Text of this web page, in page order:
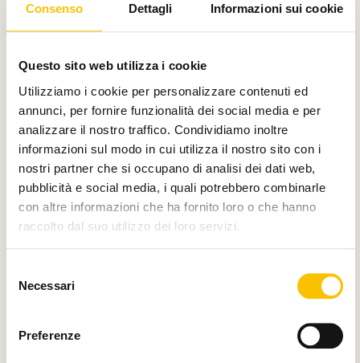
Consenso Dettagli Informazioni sui cookie
Questo sito web utilizza i cookie
Utilizziamo i cookie per personalizzare contenuti ed
annunci, per fornire funzionalità dei social media e per
analizzare il nostro traffico. Condividiamo inoltre
informazioni sul modo in cui utilizza il nostro sito con i
nostri partner che si occupano di analisi dei dati web,
pubblicità e social media, i quali potrebbero combinarle
con altre informazioni che ha fornito loro o che hanno
raccolto dal suo utilizzo dei loro servizi.
delNecessari
Preferenze
Con il contributo di
Charity partner
Paese ospite d'onore